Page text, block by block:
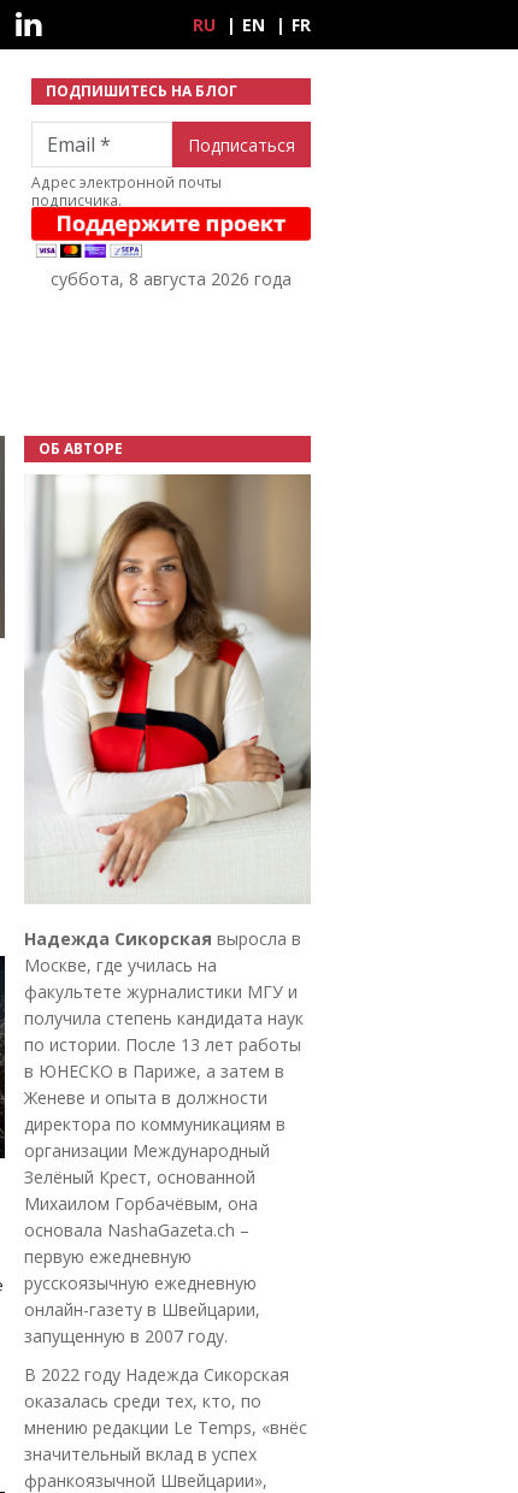
сети
RU EN FR
ПОДПИШИТЕСЬ НА БЛОГ
Email
Адрес электронной почты
подписчика.
суббота, 8 августа 2026 года
ОБ АВТОРЕ
Надежда Сикорская выросла в
Москве, где училась на
факультете журналистики МГУ и
получила степень кандидата наук
по истории. После 13 лет работы
в ЮНЕСКО в Париже, а затем в
Женеве и опыта в должности
директора по коммуникациям в
организации Международный
Зелёный Крест, основанной
Михаилом Горбачёвым, она
основала NashaGazeta.ch –
первую ежедневную
русскоязычную ежедневную
онлайн-газету в Швейцарии,
запущенную в 2007 году.
В 2022 году Надежда Сикорская
оказалась среди тех, кто, по
мнению редакции Le Temps, «внёс
значительный вклад в успех
франкоязычной Швейцарии»,